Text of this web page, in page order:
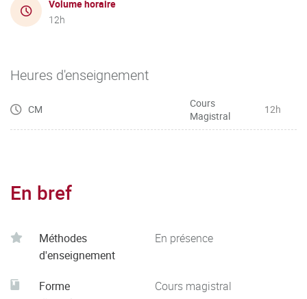
Volume horaire
12h
Heures d'enseignement
CM
Cours
Magistral
12h
En bref
Méthodes
d'enseignement
En présence
Forme
Cours magistral